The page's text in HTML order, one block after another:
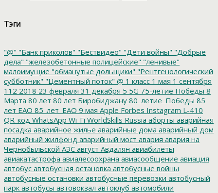
Тэги
"@" "Банк приколов" "Бествидео" "Дети войны" "Добрые
дела" "железобетонные полицейские" "ленивые"
малоимущие "обманутые дольщики" "Рентгенологический
субботник" "Цементный поток" @ 1 класс 1 мая 1 сентября
112 2018 23 февраля 31 декабря 5 5G 75-летие Победы 8
Марта 80 лет 80 лет Биробиджану 80_летие_Победы 85
лет ЕАО 85_лет_ЕАО 9 мая Apple Forbes Instagram L-410
QR-код WhatsApp Wi-Fi WorldSkills Russia аборты аварийная
посадка аварийное жилье аварийные дома аварийный дом
аварийный жилфонд аварийный мост авария авария на
Чернобыльской АЭС август Авдалян авиабилеты
авиакатастрофа авиалесоохрана авиасообщение авиация
автобус автобусная остановка автобусные войны
автобусные остановки автобусные перевозки автобусный
парк автобусы автовокзал автоклуб автомобили